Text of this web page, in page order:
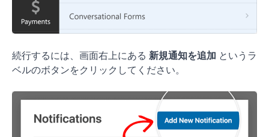
続行するには、画面右上にある 新規通知を追加 というラ
ベルのボタンをクリックしてください。